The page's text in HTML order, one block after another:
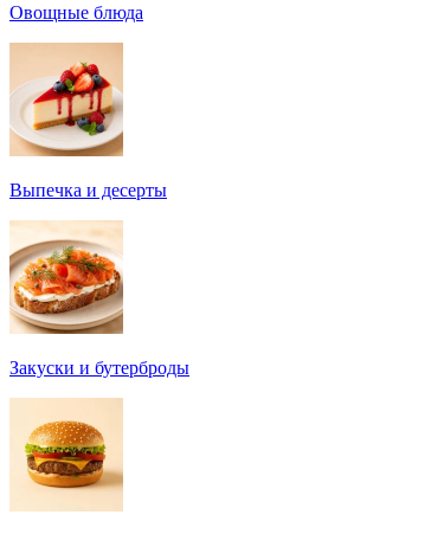
Овощные блюда
Выпечка и десерты
Закуски и бутерброды